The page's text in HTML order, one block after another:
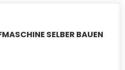
SELBER BAUEN